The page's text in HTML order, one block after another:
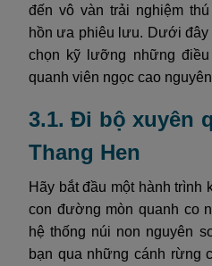
đến vô vàn trải nghiệm
hồn ưa phiêu lưu. Dưới
chọn kỹ lưỡng những
quanh viên ngọc cao
3.1. Đi bộ xuyên
Thang Hen
Hãy bắt đầu một hành trình
con đường mòn quanh co
hệ thống núi non nguyên
bạn qua những cánh rừng